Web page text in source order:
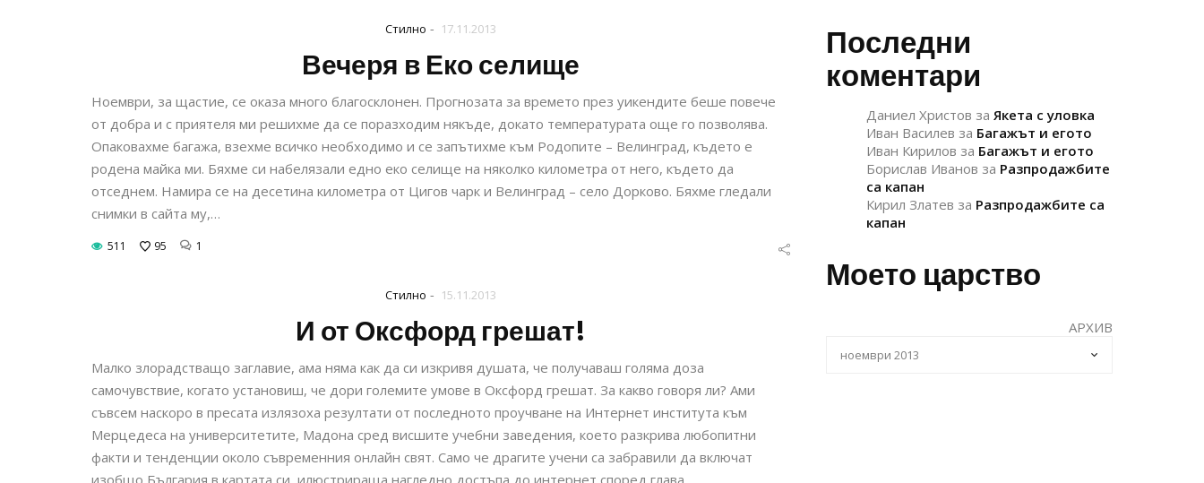
Стилно - 17.11.2013
Вечеря в Еко селище
Ноември, за щастие, се оказа много благосклонен. Прогнозата за времето през уикендите беше повече
от добра и с приятеля ми решихме да се поразходим някъде, докато температурата още го позволява.
Опаковахме багажа, взехме всичко необходимо и се запътихме към Родопите – Велинград, където е
родена майка ми. Бяхме си набелязали едно еко селище на няколко километра от него, където да
отседнем. Намира се на десетина километра от Цигов чарк и Велинград – село Дорково. Бяхме гледали
снимки в сайта му,…
511 95 1
Стилно - 15.11.2013
И от Оксфорд грешат!
Малко злорадстващо заглавие, ама няма как да си изкривя душата, че получаваш голяма доза
самочувствие, когато установиш, че дори големите умове в Оксфорд грешат. За какво говоря ли? Ами
съвсем наскоро в пресата излязоха резултати от последното проучване на Интернет института към
Мерцедеса на университетите, Мадона сред висшите учебни заведения, което разкрива любопитни
факти и тенденции около съвременния онлайн свят. Само че драгите учени са забравили да включат
изобщо България в картата си, илюстрираща нагледно достъпа до интернет според глава…
Последни
коментари
Даниел Христов за Якета с уловка
Иван Василев за Багажът и егото
Иван Кирилов за Багажът и егото
Борислав Иванов за Разпродажбите
са капан
Кирил Златев за Разпродажбите са
капан
Моето царство
АРХИВ